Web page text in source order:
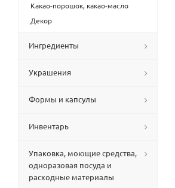
Какао-порошок, какао-масло
Декор
Ингредиенты
Украшения
Формы и капсулы
Инвентарь
Упаковка, моющие средства,
одноразовая посуда и
расходные материалы